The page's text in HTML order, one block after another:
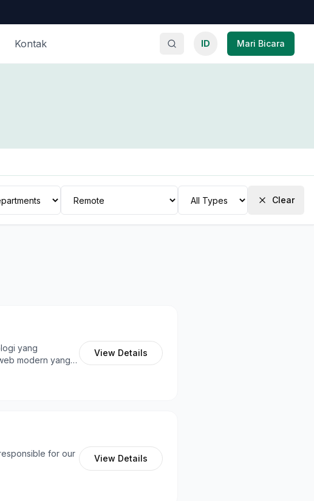
Kontak ID Mari Bicara
Clear
yang
modern yang
View Details
for our
View Details